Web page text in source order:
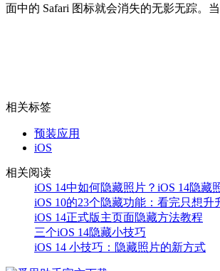
面中的 Safari 图标就会消失的无影无踪。
相关标签
预装应用
iOS
相关阅读
iOS 14中如何隐藏照片？iOS 14隐藏
iOS 10的23个隐藏功能：看完只想升
iOS 14正式版主页面隐藏方法教程
三个iOS 14隐藏小技巧
iOS 14 小技巧：隐藏照片的新方式